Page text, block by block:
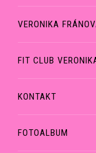
VERONIKA
FIT CLUB
KONTAKT
FOTOALBUM